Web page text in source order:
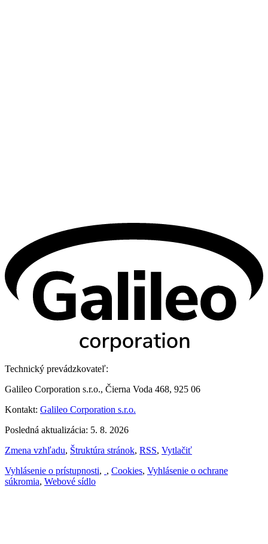
Technický prevádzkovateľ:
Galileo Corporation s.r.o., Čierna Voda 468, 925 06
Kontakt: Galileo Corporation s.r.o.
Posledná aktualizácia: 5. 8. 2026
Zmena vzhľadu, Štruktúra stránok, RSS, Vytlačiť
Vyhlásenie o prístupnosti, , Cookies, Vyhlásenie o ochrane
súkromia, Webové sídlo